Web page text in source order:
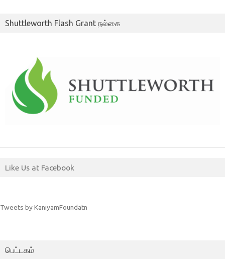
Shuttleworth Flash Grant நல்கை
Like Us at Facebook
Tweets by KaniyamFoundatn
பெட்டகம்